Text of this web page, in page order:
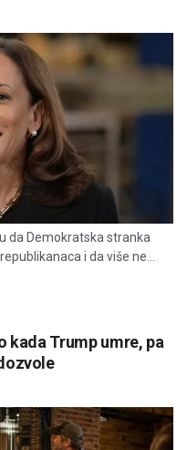
da Demokratska stranka
i da više ne...
kada Trump umre, pa